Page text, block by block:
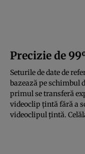
Precizie de
Seturile de date de
bazează pe schimbul
primul se transferă
videoclip țintă fără a
videoclipul țintă.